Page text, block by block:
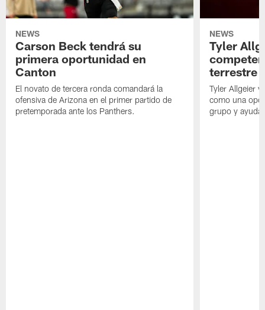
NEWS
Carson Beck tendrá su
primera oportunidad en
Canton
El novato de tercera ronda comandará la
ofensiva de Arizona en el primer partido de
pretemporada ante los Panthers.
NEWS
Tyler
terrestre
Tyler Allgeier
como una
grupo y